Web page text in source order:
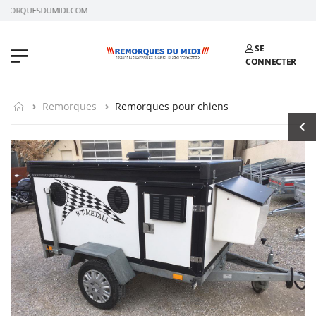
SE
CONNECTER
Remorques Remorques pour chiens
Remorque plateau
rabaissable au sol
HKT Senko
Humbaur
Nous consulter
Four professionnel
Nous consulter